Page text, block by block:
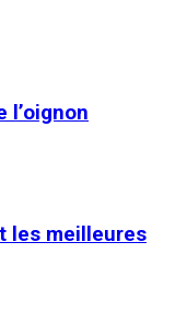
l’oignon
les meilleures